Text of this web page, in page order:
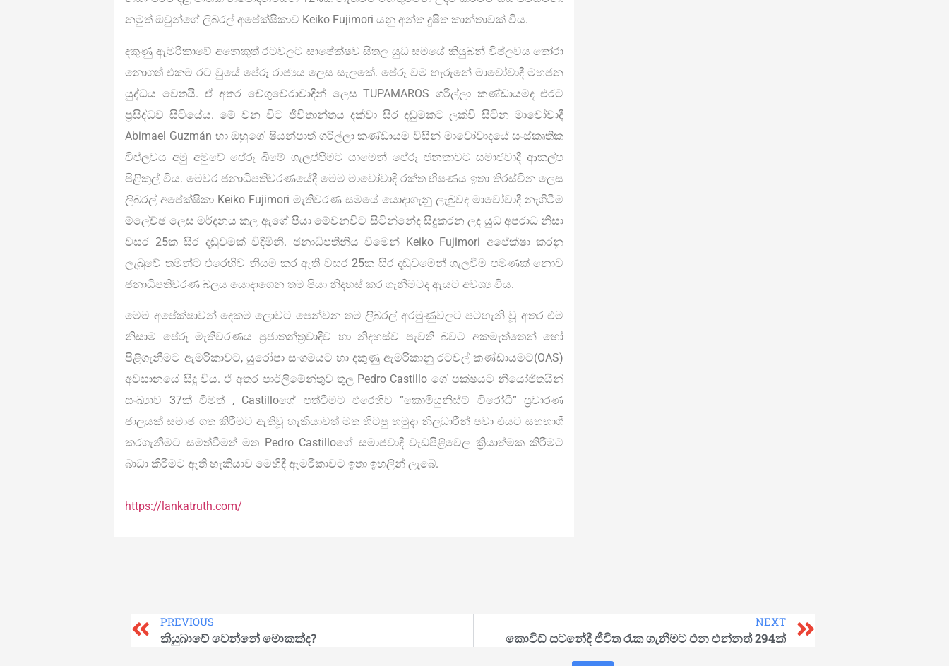
නමුත් ඔවුන්ගේ ලිබරල් අපේක්ෂිකාව Keiko Fujimori යනු අන්ත දුෂිත කාන්තාවක් විය.
දකුණු ඇමරිකාවේ අනෙකුත් රටවලට සාපේක්ෂව සිතල යුධ සමයේ කියුබන් විප්ලවය තෝරා
නොගත් එකම රට වුයේ පේරූ රාජ්‍යය ලෙස සැලකේ. පේරූ වම හැරුනේ මාවෝවාදී මහජන
යුද්ධය වෙතයි. ඒ අතර චේගුවේරාවාදීන් ලෙස TUPAMAROS ගරිල්ලා කණ්ඩායමද එරට
ප්‍රසිද්ධව සිටියේය. මේ වන විට ජිවිතාන්තය දක්වා සිර දඬුමකට ලක්වී සිටින මාවෝවාදී
Abimael Guzmán හා ඔහුගේ ෂියන්පාත් ගරිල්ලා කණ්ඩායම විසින් මාවෝවාදයේ සංස්කෘතික
විප්ලවය අමු අමුවේ පේරූ බිමේ ගැලප්පීමට යාමෙන් පේරූ ජනතාවට සමාජවාදී ආකල්ප
පිළිකුල් විය. මෙවර ජනාධිපතිවරණයේදී මෙම මාවෝවාදී රක්ත භිෂණය ඉතා තිරස්චින ලෙස
ලිබරල් අපේක්ෂිකා Keiko Fujimori මැතිවරණ සමයේ යොදාගැනු ලැබුවද මාවෝවාදී නැගිටීම
ම්ලේච්ඡ ලෙස මර්දනය කල ඇගේ පියා මේවනවිට සිටින්නේද සිදුකරන ලද යුධ අපරාධ නිසා
වසර 25ක සිර දඬුවමක් විඳිමිනි. ජනාධිපතිනිය වීමෙන් Keiko Fujimori අපේක්ෂා කරනු
ලැබුවේ තමන්ට එරෙහිව නියම කර ඇති වසර 25ක සිර දඬුවමෙන් ගැලවීම පමණක් නොව
ජනාධිපතිවරණ බලය යොදාගෙන තම පියා නිදහස් කර ගැනීමටද ඇයට අවශ්‍ය විය.
මෙම අපේක්ෂාවන් දෙකම ලොවට පෙන්වන තම ලිබරල් අරමුණුවලට පටහැනි වූ අතර එම
නිසාම පේරූ මැතිවරණය ප්‍රජාතන්ත්‍රවාදීව හා නිදහස්ව පැවති බවට අකමැත්තෙන් හෝ
පිළිගැනීමට ඇමරිකාවට, යුරෝපා සංගමයට හා දකුණු ඇමරිකානු රටවල් කණ්ඩායමට(OAS)
අවසානයේ සිදු විය. ඒ අතර පාර්ලිමේන්තුව තුල Pedro Castillo ගේ පක්ෂයට නියෝජිතයින්
සංඛ්‍යාව 37ක් වීමත් , Castilloගේ පත්වීමට එරෙහිව “කොමියුනිස්ට් විරෝධී” ප්‍රචාරණ
ජාලයක් සමාජ ගත කිරීමට ඇතිවූ හැකියාවත් මත හිටපු හමුදා නිලධාරීන් පවා එයට සහභාගී
කරගැනීමට සමත්වීමත් මත Pedro Castilloගේ සමාජවාදී වැඩපිළිවෙල ක්‍රියාත්මක කිරීමට
බාධා කිරීමට ඇති හැකියාව මෙහිදී ඇමරිකාවට ඉතා ඉහලින් ලැබේ.
https://lankatruth.com/
PREVIOUS
කියුබාවේ වෙන්නේ මොකක්ද?
NEXT
කොවිඩ් සටනේදී ජීවිත රැක ගැනීමට එන එන්නත් 294ක්